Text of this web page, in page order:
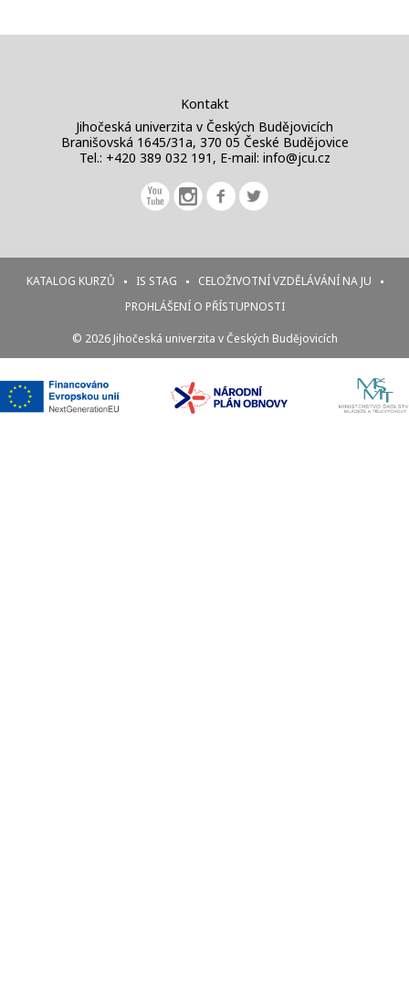
Kontakt
Jihočeská univerzita v Českých Budějovicích
Branišovská 1645/31a, 370 05 České Budějovice
Tel.: +420 389 032 191, E-mail: info@jcu.cz
KATALOG KURZŮ IS STAG
CELOŽIVOTNÍ VZDĚLÁVÁNÍ NA JU
PROHLÁŠENÍ O PŘÍSTUPNOSTI
© 2026 Jihočeská univerzita v Českých Budějovicích